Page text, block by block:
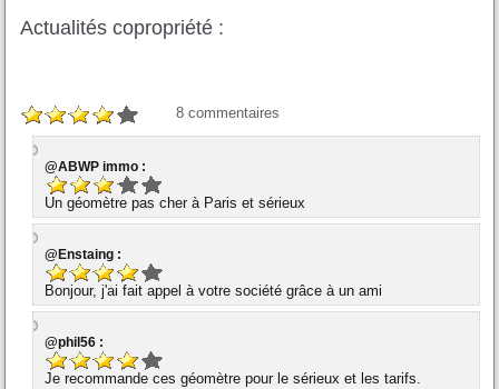
Actualités copropriété :
8 commentaires
@ABWP immo :
Un géomètre pas cher à Paris et sérieux
@Enstaing :
Bonjour, j'ai fait appel à votre société grâce à un ami
@phil56 :
Je recommande ces géomètre pour le sérieux et les tarifs.